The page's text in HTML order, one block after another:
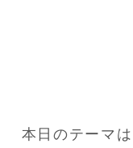
本日のテーマ